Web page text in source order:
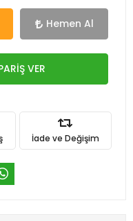
Hemen Al
VER
İade ve Değişim